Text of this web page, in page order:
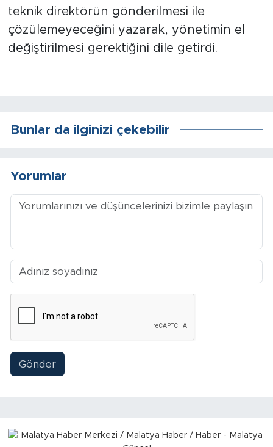
teknik direktörün gönderilmesi ile
çözülemeyeceğini yazarak, yönetimin el
değiştirilmesi gerektiğini dile getirdi.
Bunlar da ilginizi çekebilir
Yorumlar
Gönder